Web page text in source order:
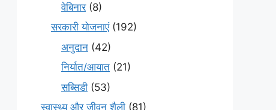
वेबिनार(8)
सरकारी योजनाएं(192)
अनुदान (42)
निर्यात/आयात (21)
सब्सिडी (53)
स्वास्थ्य और जीवन शैली (81)